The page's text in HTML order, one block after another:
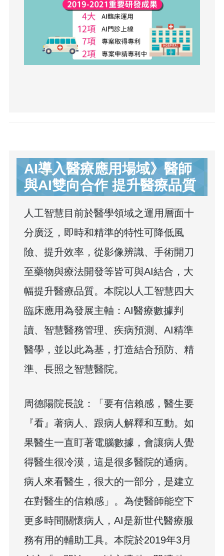
AI導入醫療應用場域》醫師
與AI雙向合作 提升醫療品質
人工智慧目前於醫學領域之運用層面十
分廣泛，即時和精準的特性可降低風
險、提升效率，從影像辨識、手術開刀
至藥物與療法開發等皆可與AI結合，大
幅提升醫療品質。本院以人工智慧四大
臨床應用為發展主軸：AI醫療數據判
讀、智慧醫務管理、疾病預測、AI精準
醫學，並以此為基，打造結合預防、精
準、長照之智慧醫院。
周德陽院長說：「要有信賴感，醫生要
『看』著病人、跟病人解釋和互動。如
果醫生一直盯著電腦數據，會讓病人覺
得醫生很冷漠，這是很多醫院的通病。
病人來看醫生，很大的一部分，是建立
在對醫生的信賴感」。為使醫師能空下
更多時間關懷病人，AI是新世代醫療服
務有用的輔助工具。本院於2019年3月